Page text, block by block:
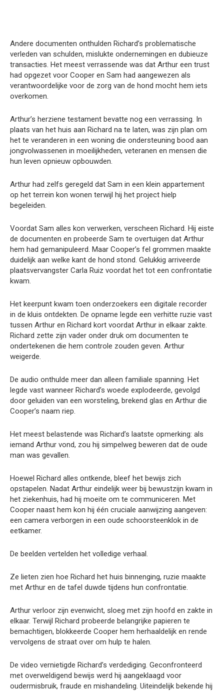
Andere documenten onthulden Richard’s problematische
verleden van schulden, mislukte ondernemingen en dubieuze
transacties. Het meest verrassende was dat Arthur een trust
had opgezet voor Cooper en Sam had aangewezen als
verantwoordelijke voor de zorg van de hond mocht hem iets
overkomen.
Arthur’s herziene testament bevatte nog een verrassing. In
plaats van het huis aan Richard na te laten, was zijn plan om
het te veranderen in een woning die ondersteuning bood aan
jongvolwassenen in moeilijkheden, veteranen en mensen die
hun leven opnieuw opbouwden.
Arthur had zelfs geregeld dat Sam in een klein appartement
op het terrein kon wonen terwijl hij het project hielp
begeleiden.
Voordat Sam alles kon verwerken, verscheen Richard. Hij eiste
de documenten en probeerde Sam te overtuigen dat Arthur
hem had gemanipuleerd. Maar Cooper’s fel grommen maakte
duidelijk aan welke kant de hond stond. Gelukkig arriveerde
plaatsvervangster Carla Ruiz voordat het tot een confrontatie
kwam.
Het keerpunt kwam toen onderzoekers een digitale recorder
in de kluis ontdekten. De opname legde een verhitte ruzie vast
tussen Arthur en Richard kort voordat Arthur in elkaar zakte.
Richard zette zijn vader onder druk om documenten te
ondertekenen die hem controle zouden geven. Arthur
weigerde.
De audio onthulde meer dan alleen familiale spanning. Het
legde vast wanneer Richard’s woede explodeerde, gevolgd
door geluiden van een worsteling, brekend glas en Arthur die
Cooper’s naam riep.
Het meest belastende was Richard’s laatste opmerking: als
iemand Arthur vond, zou hij simpelweg beweren dat de oude
man was gevallen.
Hoewel Richard alles ontkende, bleef het bewijs zich
opstapelen. Nadat Arthur eindelijk weer bij bewustzijn kwam in
het ziekenhuis, had hij moeite om te communiceren. Met
Cooper naast hem kon hij één cruciale aanwijzing aangeven:
een camera verborgen in een oude schoorsteenklok in de
eetkamer.
De beelden vertelden het volledige verhaal.
Ze lieten zien hoe Richard het huis binnenging, ruzie maakte
met Arthur en de tafel duwde tijdens hun confrontatie.
Arthur verloor zijn evenwicht, sloeg met zijn hoofd en zakte in
elkaar. Terwijl Richard probeerde belangrijke papieren te
bemachtigen, blokkeerde Cooper hem herhaaldelijk en rende
vervolgens de straat over om hulp te halen.
De video vernietigde Richard’s verdediging. Geconfronteerd
met overweldigend bewijs werd hij aangeklaagd voor
oudermisbruik, fraude en mishandeling. Uiteindelijk bekende hij